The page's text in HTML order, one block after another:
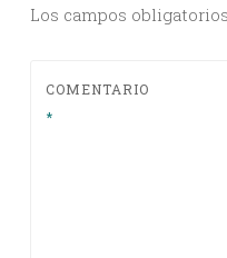
Los campos
COMENTARIO
*